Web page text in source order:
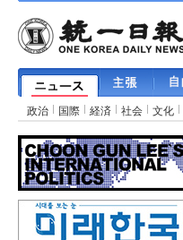
政治 国際 経済 社会 文化